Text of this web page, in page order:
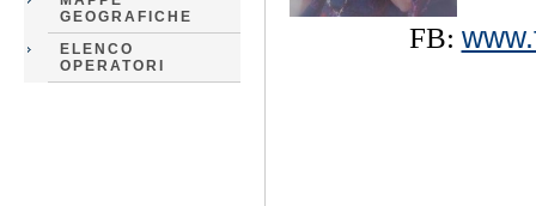
GEOGRAFICHE
ELENCO
OPERATORI
FB: